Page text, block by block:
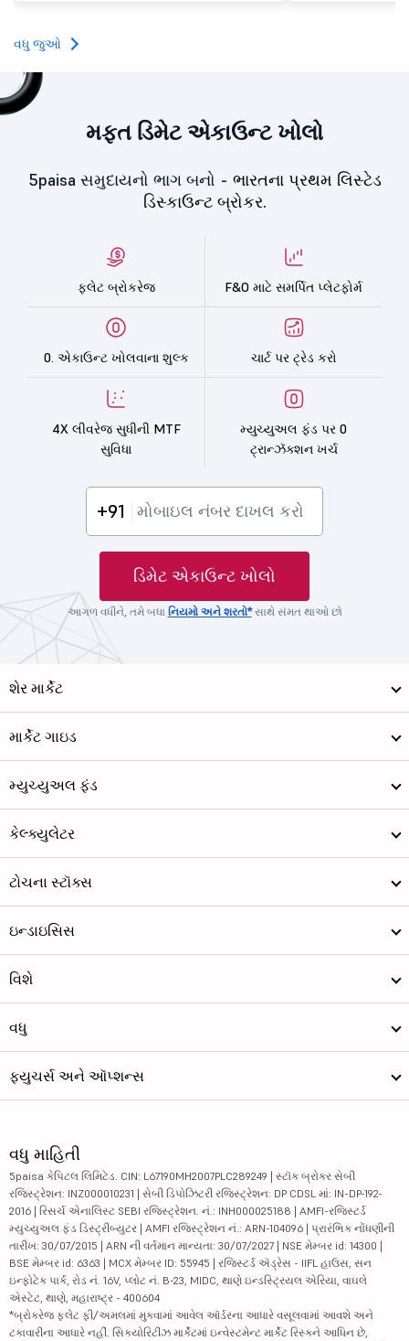
વધુ જુઓ
મફત ડિમેટ એકાઉન્ટ ખોલો
5paisa સમુદાયનો ભાગ બનો - ભારતના પ્રથમ લિસ્ટેડ
ડિસ્કાઉન્ટ બ્રોકર.
ફ્લેટ બ્રોકરેજ F&O માટે સમર્પિત પ્લેટફોર્મ
0. એકાઉન્ટ ખોલવાના શુલ્ક ચાર્ટ પર ટ્રેડ કરો
4X લીવરેજ સુધીની MTF
સુવિધા
મ્યુચ્યુઅલ ફંડ પર 0
ટ્રાન્ઝૅક્શન ખર્ચ
+91
ડિમેટ એકાઉન્ટ ખોલો
આગળ વધીને, તમે બધા નિયમો અને શરતો*સાથે સંમત થાઓ છો
શેર માર્કેટ
માર્કેટ ગાઇડ
મ્યુચ્યુઅલ ફંડ
કેલ્ક્યુલેટર
ટોચના સ્ટૉક્સ
ઇન્ડાઇસિસ
વિશે
વધુ
ફ્યુચર્સ અને ઑપ્શન્સ
વધુ માહિતી
5paisa કેપિટલ લિમિટેડ. CIN: L67190MH2007PLC289249 | સ્ટૉક બ્રોકર સેબી
રજિસ્ટ્રેશન: INZ000010231 | સેબી ડિપોઝિટરી રજિસ્ટ્રેશન: DP CDSL માં: IN-DP-192-
2016 | રિસર્ચ એનાલિસ્ટ SEBI રજિસ્ટ્રેશન. નં.: INH000025188 | AMFI-રજિસ્ટર્ડ
મ્યુચ્યુઅલ ફંડ ડિસ્ટ્રીબ્યુટર | AMFI રજિસ્ટ્રેશન નં.: ARN-104096 | પ્રારંભિક નોંધણીની
તારીખ: 30/07/2015 | ARN ની વર્તમાન માન્યતા: 30/07/2027 | NSE મેમ્બર id: 14300 |
BSE મેમ્બર id: 6363 | MCX મેમ્બર ID: 55945 | રજિસ્ટર્ડ ઍડ્રેસ - IIFL હાઉસ, સન
ઇન્ફોટેક પાર્ક, રોડ નં. 16V, પ્લોટ નં. B-23, MIDC, થાણે ઇન્ડસ્ટ્રિયલ એરિયા, વાઘલે
એસ્ટેટ, થાણે, મહારાષ્ટ્ર - 400604
*બ્રોકરેજ ફ્લેટ ફી/અમલમાં મુકવામાં આવેલ ઑર્ડરના આધારે વસૂલવામાં આવશે અને
ટકાવારીના આધારે નહીં. સિક્યોરિટીઝ માર્કેટમાં ઇન્વેસ્ટમેન્ટ માર્કેટ રિસ્કને આધિન છે,